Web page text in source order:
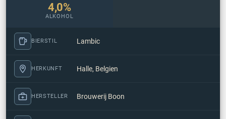
4,0%
ALKOHOL
BIERSTIL Lambic
HERKUNFT Halle, Belgien
HERSTELLER Brouwerij Boon